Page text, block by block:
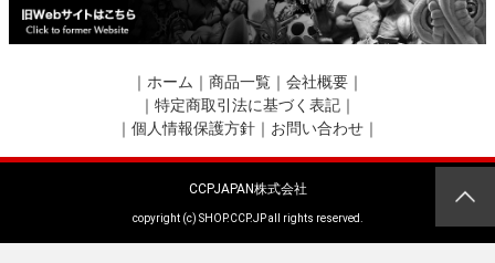
｜ ホーム ｜ 商品一覧 ｜ 会社概要 ｜
｜ 特定商取引法に基づく表記 ｜
｜ 個人情報保護方針 ｜ お問い合わせ ｜
CCPJAPAN株式会社
copyright (c) SHOP.CCP.JP all rights reserved.